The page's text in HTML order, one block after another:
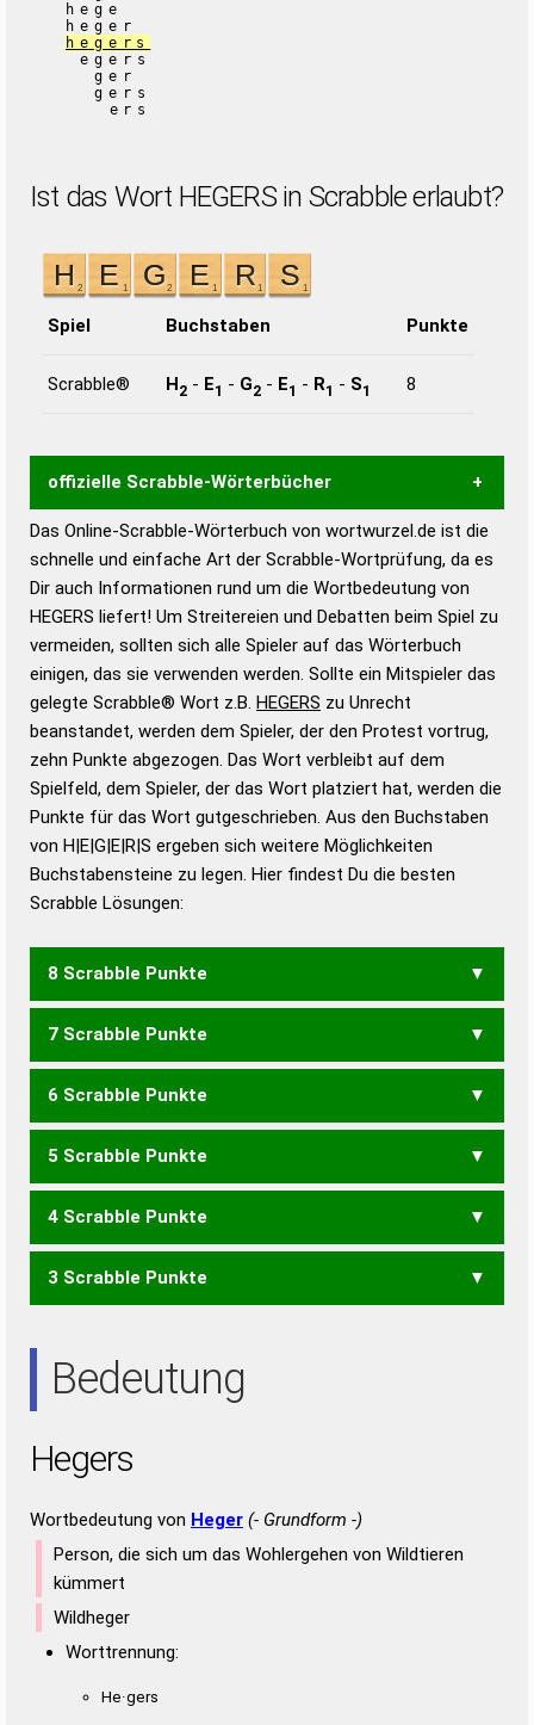
hege
heger
hegers
egers
ger
gers
ers
Ist das Wort HEGERS in Scrabble erlaubt?
Spiel Buchstaben Punkte
Scrabble® H2 - E1 - G2 - E1 - R1 - S1 8
offizielle Scrabble-Wörterbücher
Wortwurzel liefert mit Hilfe eines semantischen
Wortanalyse-Algorithmus gute Anhaltspunkte zu
Wortbedeutung, Worttrennung und Wortform, um die
Gültigkeit eines Wortes für das Scrabble-Spiel zu
bestimmen!
zugelassene Turnier Scrabble-
Wörterbücher sind:
Duden – Standardwerk in 12 Bänden
Duden – Richtiges und gutes
Deutsch
Duden – Die deutsche Grammatik
Duden – Deutsches
Das Online-Scrabble-Wörterbuch von wortwurzel.de ist die
schnelle und einfache Art der Scrabble-Wortprüfung, da es
Dir auch Informationen rund um die Wortbedeutung von
HEGERS liefert! Um Streitereien und Debatten beim Spiel zu
vermeiden, sollten sich alle Spieler auf das Wörterbuch
einigen, das sie verwenden werden. Sollte ein Mitspieler das
gelegte Scrabble® Wort z.B. HEGERS zu Unrecht
beanstandet, werden dem Spieler, der den Protest vortrug,
zehn Punkte abgezogen. Das Wort verbleibt auf dem
Spielfeld, dem Spieler, der das Wort platziert hat, werden die
Punkte für das Wort gutgeschrieben. Aus den Buchstaben
von H|E|G|E|R|S ergeben sich weitere Möglichkeiten
Buchstabensteine zu legen. Hier findest Du die besten
Scrabble Lösungen:
8 Scrabble Punkte
GEHERS
7 Scrabble Punkte
ERGEH GEHER GEHRE
6 Scrabble Punkte
GEHE GEHR GERES HEERS SERGE
5 Scrabble Punkte
GEH EHER EHRE ERGS
SEHE SEHR
4 Scrabble Punkte
EHE EHR ERG GES HER
3 Scrabble Punkte
Bedeutung
Hegers
Wortbedeutung von Heger (- Grundform -)
Person, die sich um das Wohlergehen von Wildtieren
kümmert
Wildheger
Worttrennung:
He·gers